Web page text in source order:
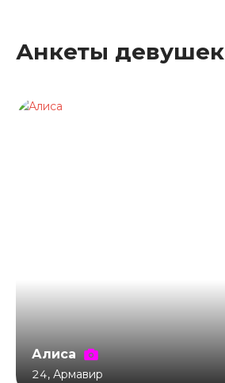
Анкеты девушек
Алиса
24, Армавир